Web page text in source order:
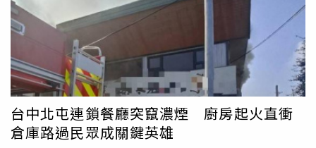
台中北屯連鎖餐廳突竄濃煙 廚房起火直衝
倉庫路過民眾成關鍵英雄